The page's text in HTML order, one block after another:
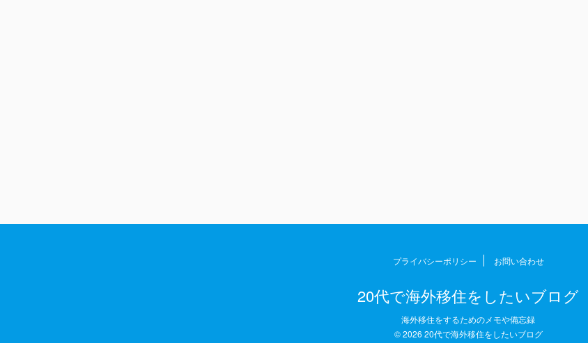
プライバシーポリシー お問い合わせ
20代で海外移住をしたいブログ
海外移住をするためのメモや備忘録
© 2026 20代で海外移住をしたいブログ